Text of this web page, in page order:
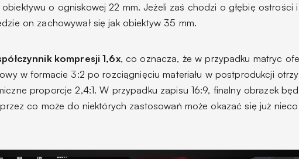
o ogniskowej 22 mm. Jeżeli zaś chodzi o głębię ostrości i
on zachowywał się jak obiektyw 35 mm.
kompresji 1,6x, co oznacza, że w przypadku matryc
w formacie 3:2 po rozciągnięciu materiału w postprodukcji
proporcje 2,4:1. W przypadku zapisu 16:9, finalny obrazek
co może do niektórych zastosowań może okazać się już